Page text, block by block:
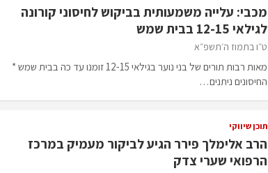
מכבי: עלייה משמעותית בביקוש לחיסוני קורונה
לגילאי 12-15 בבית שמש
ט״ו בתמוז ה׳תשפ״א
מאות רבות תורים של בני נוער בגילאי 12-15 זומנו עד כה בבית שמש *
החיסונים ניתנים…
תוכן שיווקי
הרב אלימלך פירר הגיע לביקור מעמיק במרכז
הרפואי שערי צדק